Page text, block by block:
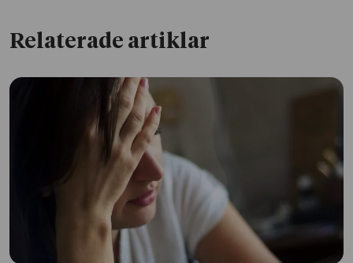
Relaterade artiklar